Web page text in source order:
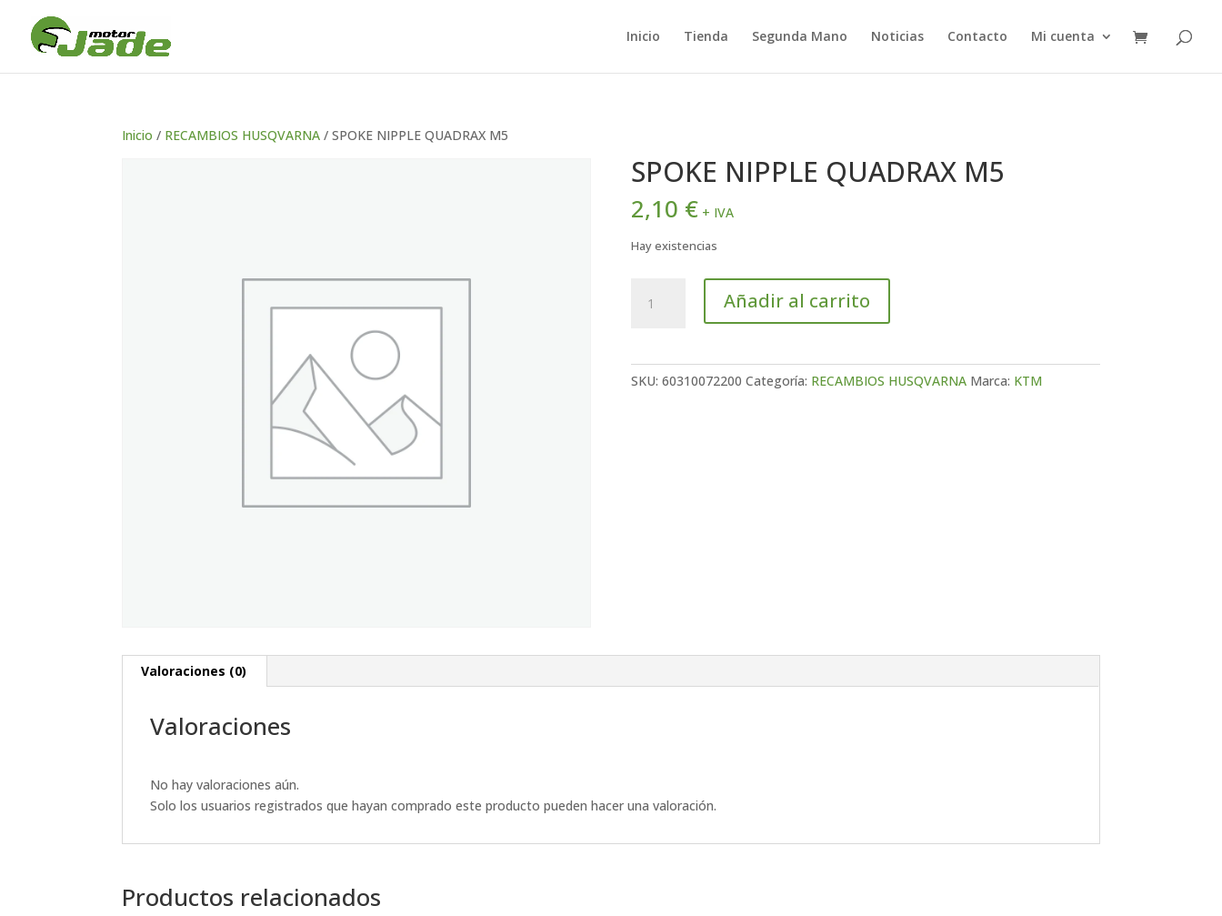
Inicio Tienda Segunda Mano Noticias Contacto Mi cuenta
Inicio / RECAMBIOS HUSQVARNA / SPOKE NIPPLE QUADRAX M5
SPOKE NIPPLE QUADRAX M5
2,10 € + IVA
Hay existencias
NIPPLE
Añadir al carrito
SKU: 60310072200 Categoría: RECAMBIOS HUSQVARNA Marca: KTM
Valoraciones (0)
Valoraciones
No hay valoraciones aún.
Solo los usuarios registrados que hayan comprado este producto pueden hacer una valoración.
Productos relacionados